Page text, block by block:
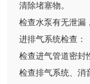
清除堵塞物。
检查水泵有无泄漏
进排气系统检查：
检查进气管道密封
检查排气系统、消